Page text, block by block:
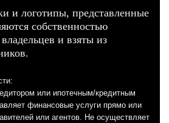
и логотипы, представленные
собственностью
и взяты из
или ипотечным/кредитным
финансовые услуги прямо или
или агентов. Не осуществляет